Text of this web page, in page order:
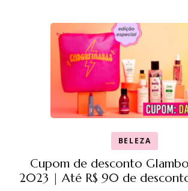
BELEZA
Cupom de desconto
2023 | Até R$ 90 de